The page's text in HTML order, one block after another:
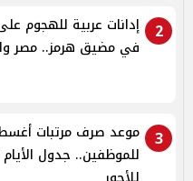
2
إدانات عربية للهجوم
في مضيق هرمز.. مصر
3
للموظفين.. جدول الأيام